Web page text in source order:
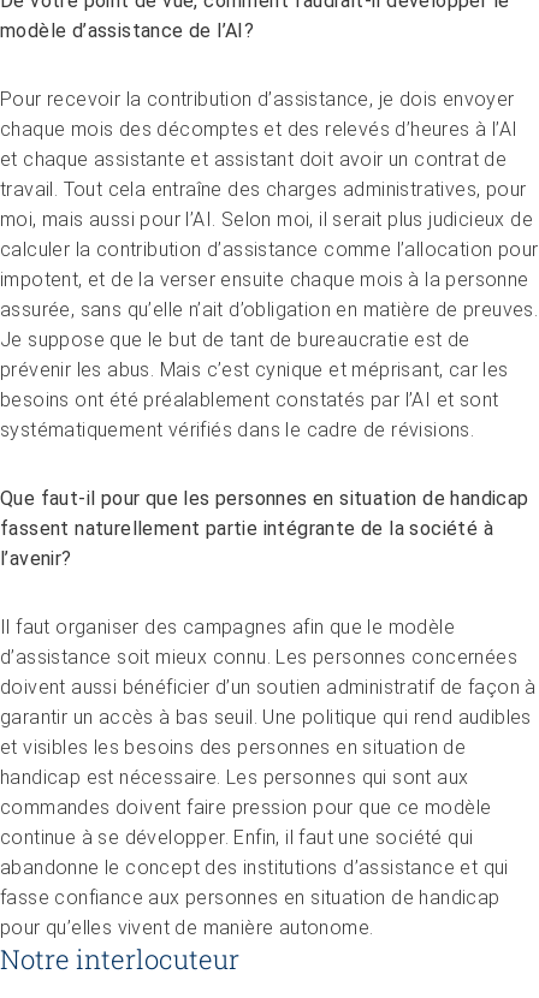
modèle d’assistance de l’AI?
Pour recevoir la contribution d’assistance, je dois envoyer
chaque mois des décomptes et des relevés d’heures à l’AI
et chaque assistante et assistant doit avoir un contrat de
travail. Tout cela entraîne des charges administratives, pour
moi, mais aussi pour l’AI. Selon moi, il serait plus judicieux de
calculer la contribution d’assistance comme l’allocation pour
impotent, et de la verser ensuite chaque mois à la personne
assurée, sans qu’elle n’ait d’obligation en matière de preuves.
Je suppose que le but de tant de bureaucratie est de
prévenir les abus. Mais c’est cynique et méprisant, car les
besoins ont été préalablement constatés par l’AI et sont
systématiquement vérifiés dans le cadre de révisions.
Que faut-il pour que les personnes en situation de handicap
fassent naturellement partie intégrante de la société à
l’avenir?
Il faut organiser des campagnes afin que le modèle
d’assistance soit mieux connu. Les personnes concernées
doivent aussi bénéficier d’un soutien administratif de façon à
garantir un accès à bas seuil. Une politique qui rend audibles
et visibles les besoins des personnes en situation de
handicap est nécessaire. Les personnes qui sont aux
commandes doivent faire pression pour que ce modèle
continue à se développer. Enfin, il faut une société qui
abandonne le concept des institutions d’assistance et qui
fasse confiance aux personnes en situation de handicap
pour qu’elles vivent de manière autonome.
Notre interlocuteur